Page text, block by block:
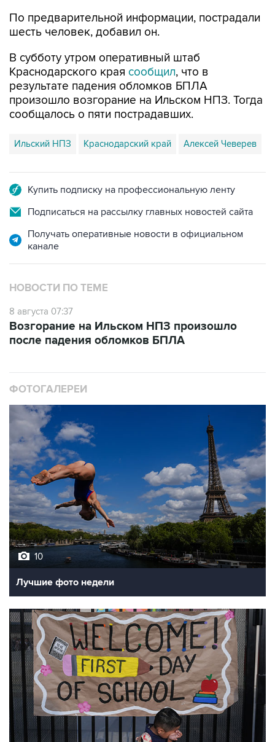
По предварительной информации, пострадали
шесть человек, добавил он.
В субботу утром оперативный штаб
Краснодарского края сообщил, что в
результате падения обломков БПЛА
произошло возгорание на Ильском НПЗ. Тогда
сообщалось о пяти пострадавших.
Ильский НПЗ Краснодарский край Алексей Чеверев
Купить подписку на профессиональную ленту
Подписаться на рассылку главных новостей сайта
Получать оперативные новости в официальном
канале
НОВОСТИ ПО ТЕМЕ
8 августа 07:37
Возгорание на Ильском НПЗ произошло
после падения обломков БПЛА
ФОТОГАЛЕРЕИ
10
Лучшие фото недели